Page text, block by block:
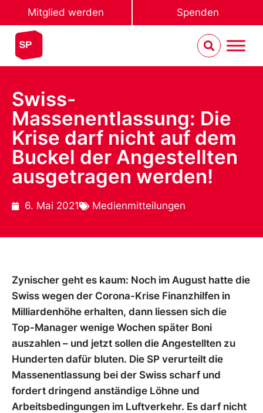
Mitglied werden Spenden
Swiss-
Massenentlassung: Die
Krise darf nicht auf dem
Buckel der Angestellten
ausgetragen werden!
6. Mai 2021 Medienmitteilungen
Zynischer geht es kaum: Noch im August hatte die
Swiss wegen der Corona-Krise Finanzhilfen in
Milliardenhöhe erhalten, dann liessen sich die
Top-Manager wenige Wochen später Boni
auszahlen – und jetzt sollen die Angestellten zu
Hunderten dafür bluten. Die SP verurteilt die
Massenentlassung bei der Swiss scharf und
fordert dringend anständige Löhne und
Arbeitsbedingungen im Luftverkehr. Es darf nicht